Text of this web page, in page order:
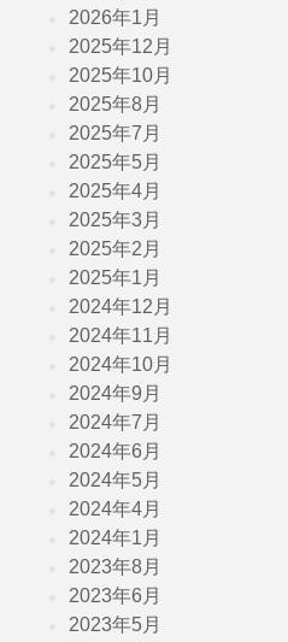
2026年1月
2025年12月
2025年10月
2025年8月
2025年7月
2025年5月
2025年4月
2025年3月
2025年2月
2025年1月
2024年12月
2024年11月
2024年10月
2024年9月
2024年7月
2024年6月
2024年5月
2024年4月
2024年1月
2023年8月
2023年6月
2023年5月